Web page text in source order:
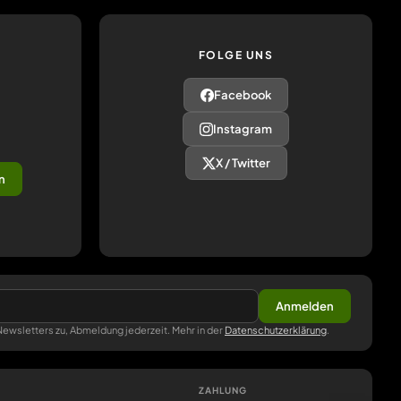
FOLGE UNS
Facebook
Instagram
X / Twitter
Anmelden
zu, Abmeldung jederzeit. Mehr in der Datenschutzerklärung
ZAHLUNG